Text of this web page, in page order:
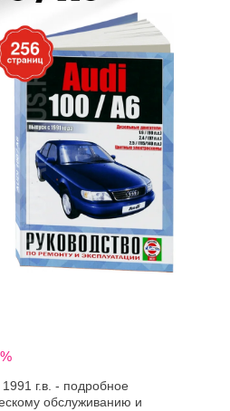
г.в. - подробное
обслуживанию и